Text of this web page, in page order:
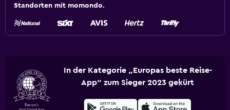
Standorten mit momondo.
In der Kategorie „Europas beste Reise-
App“ zum Sieger 2023 gekürt